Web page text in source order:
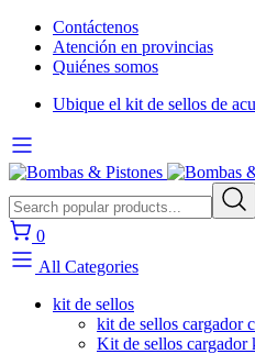
Contáctenos
Atención en provincias
Quiénes somos
Ubique el kit de sellos de
0
All Categories
kit de sellos
kit de sellos cargador
Kit de sellos cargador